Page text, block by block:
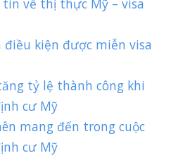
về thị thực Mỹ – visa
điều kiện được miễn visa
tỷ lệ thành công khi
cư Mỹ
mang đến trong cuộc
cư Mỹ